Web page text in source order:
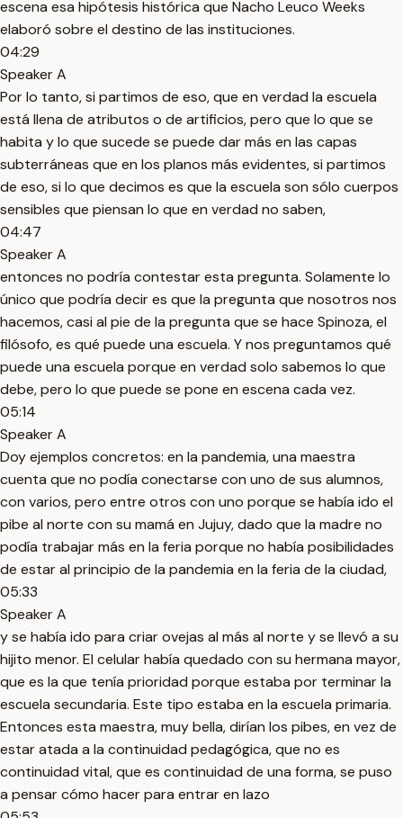
escena esa hipótesis histórica que Nacho Leuco Weeks
elaboró sobre el destino de las instituciones.
04:29
Speaker A
Por lo tanto, si partimos de eso, que en verdad la escuela
está llena de atributos o de artificios, pero que lo que se
habita y lo que sucede se puede dar más en las capas
subterráneas que en los planos más evidentes, si partimos
de eso, si lo que decimos es que la escuela son sólo cuerpos
sensibles que piensan lo que en verdad no saben,
04:47
Speaker A
entonces no podría contestar esta pregunta. Solamente lo
único que podría decir es que la pregunta que nosotros nos
hacemos, casi al pie de la pregunta que se hace Spinoza, el
filósofo, es qué puede una escuela. Y nos preguntamos qué
puede una escuela porque en verdad solo sabemos lo que
debe, pero lo que puede se pone en escena cada vez.
05:14
Speaker A
Doy ejemplos concretos: en la pandemia, una maestra
cuenta que no podía conectarse con uno de sus alumnos,
con varios, pero entre otros con uno porque se había ido el
pibe al norte con su mamá en Jujuy, dado que la madre no
podía trabajar más en la feria porque no había posibilidades
de estar al principio de la pandemia en la feria de la ciudad,
05:33
Speaker A
y se había ido para criar ovejas al más al norte y se llevó a su
hijito menor. El celular había quedado con su hermana mayor,
que es la que tenía prioridad porque estaba por terminar la
escuela secundaria. Este tipo estaba en la escuela primaria.
Entonces esta maestra, muy bella, dirían los pibes, en vez de
estar atada a la continuidad pedagógica, que no es
continuidad vital, que es continuidad de una forma, se puso
a pensar cómo hacer para entrar en lazo